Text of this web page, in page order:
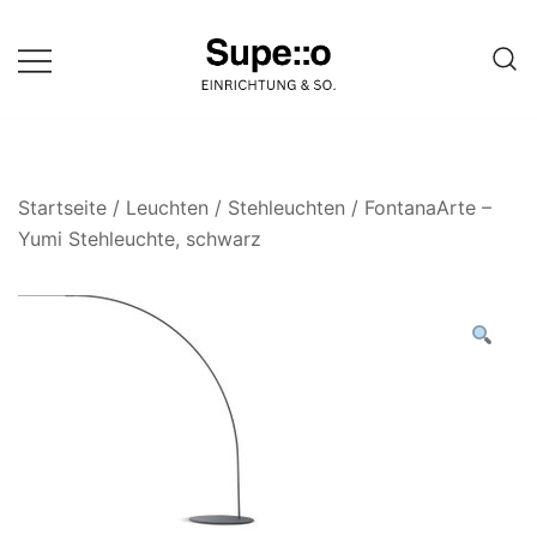
zum
Inhalt
einer Website
Startseite / Leuchten / Stehleuchten / FontanaArte –
Yumi Stehleuchte, schwarz